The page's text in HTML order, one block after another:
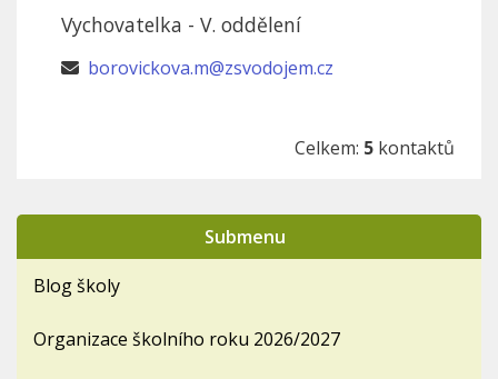
Vychovatelka - V. oddělení
borovickova.m@zsvodojem.cz
Celkem: 5 kontaktů
Submenu
Blog školy
Organizace školního roku 2026/2027